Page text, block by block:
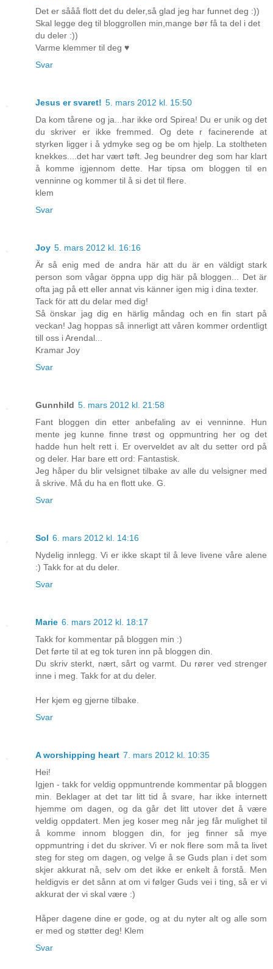
Det er sååå flott det du deler,så glad jeg har funnet deg :))
Skal legge deg til bloggrollen min,mange bør få ta del i det
du deler :))
Varme klemmer til deg ♥
Svar
Jesus er svaret! 5. mars 2012 kl. 15:50
Da kom tårene og ja...har ikke ord Spirea! Du er unik og det
du skriver er ikke fremmed. Og dete r facinerende at
styrken ligger i å ydmyke seg og be om hjelp. La stoltheten
knekkes....det har vært tøft. Jeg beundrer deg som har klart
å komme igjennom dette. Har tipsa om bloggen til en
venninne og kommer til å si det til flere.
klem
Svar
Joy 5. mars 2012 kl. 16:16
Är så enig med de andra här att du är en väldigt stark
person som vågar öppna upp dig här på bloggen... Det är
ofta jag på ett eller annat vis känner igen mig i dina texter.
Tack för att du delar med dig!
Så önskar jag dig en härlig måndag och en fin start på
veckan! Jag hoppas så innerligt att våren kommer ordentligt
till oss i Arendal...
Kramar Joy
Svar
Gunnhild 5. mars 2012 kl. 21:58
Fant bloggen din etter anbefaling av ei venninne. Hun
mente jeg kunne finne trøst og oppmuntring her og det
hadde hun helt rett i. Er overveldet av alt du setter ord på
og deler. Har bare ett ord: Fantastisk.
Jeg håper du blir velsignet tilbake av alle du velsigner med
å skrive. Må du ha en flott uke. G.
Svar
Sol 6. mars 2012 kl. 14:16
Nydelig innlegg. Vi er ikke skapt til å leve livene våre alene
:) Takk for at du deler.
Svar
Marie 6. mars 2012 kl. 18:17
Takk for kommentar på bloggen min :)
Det førte til at eg tok turen inn på bloggen din.
Du skriv sterkt, nært, sårt og varmt. Du rører ved strenger
inne i meg. Takk for at du deler.
Her kjem eg gjerne tilbake.
Svar
A worshipping heart 7. mars 2012 kl. 10:35
Hei!
Igjen - takk for veldig oppmuntrende kommentar på bloggen
min. Beklager at det tar litt tid å svare, har ikke internett
hjemme om dagen, og da går det litt utover det å være
veldig oppdatert. Men jeg koser meg når jeg får mulighet til
å komme innom bloggen din, for jeg finner så mye
oppmuntring i det du skriver. Vi er nok flere som må ta livet
steg for steg om dagen, og velge å se Guds plan i det som
skjer akkurat nå, selv om det ikke er enkelt å forstå. Men
heldigvis er det sånn at om vi følger Guds vei i ting, så er vi
akkurat der vi skal være :)
Håper dagene dine er gode, og at du nyter alt og alle som
er med og støtter deg! Klem
Svar